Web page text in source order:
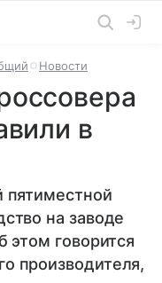
Новости
в
пятиместной
на заводе
этом говорится
производителя,